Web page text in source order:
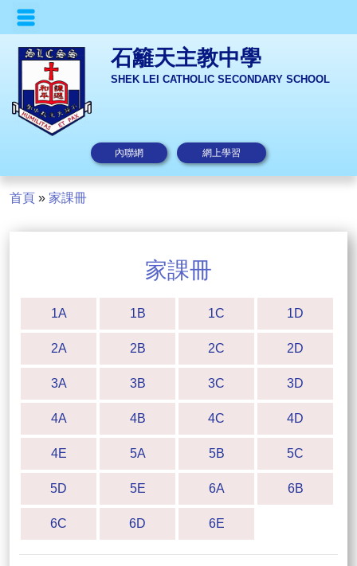
石籬天主教中學
SHEK LEI CATHOLIC SECONDARY SCHOOL
內聯網 網上學習
首頁 » 家課冊
家課冊
1A 1B 1C 1D
2A 2B 2C 2D
3A 3B 3C 3D
4A 4B 4C 4D
4E 5A 5B 5C
5D 5E 6A 6B
6C 6D 6E